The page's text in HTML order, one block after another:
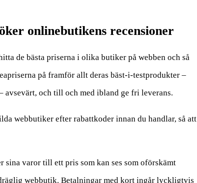
onlinebutikens recensioner
de bästa priserna i olika butiker på webben och så
på framför allt deras bäst-i-testprodukter –
avsevärt, och till och med ibland ge fri leverans.
webbutiker efter rabattkoder innan du handlar, så att
sina varor till ett pris som kan ses som oförskämt
webbutik. Betalningar med kort ingår lyckligtvis